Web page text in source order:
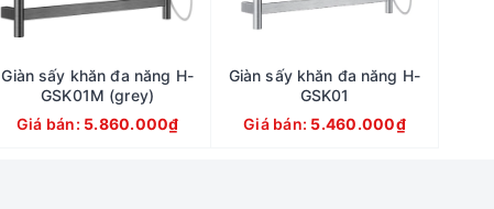
Giàn sấy khăn đa năng H-
GSK01M (grey)
Giá bán: 5.860.000₫
Giàn sấy khăn đa năng H-
GSK01
Giá bán: 5.460.000₫